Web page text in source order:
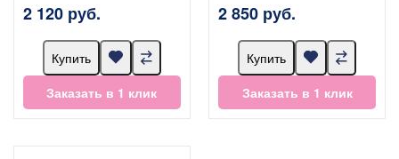
2 120 руб.
Купить
Заказать в 1 клик
2 850 руб.
Купить
Заказать в 1 клик